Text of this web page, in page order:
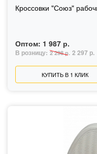
Кроссовки "Союз"
Оптом: 1 987 р.
В розницу: 2 298 р. 2 297 р.
КУПИТЬ В 1 КЛИК